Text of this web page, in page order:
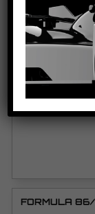
FORMULA
VEDI TUTORIAL
VEDI IL
FORMULA